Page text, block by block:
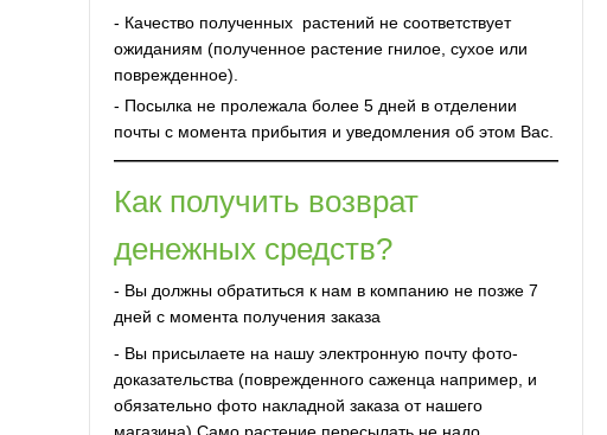
- Качество полученных растений не соответствует
ожиданиям (полученное растение гнилое, сухое или
поврежденное).
- Посылка не пролежала более 5 дней в отделении
почты с момента прибытия и уведомления об этом Вас.
Как получить возврат
денежных средств?
- Вы должны обратиться к нам в компанию не позже 7
дней с момента получения заказа
- Вы присылаете на нашу электронную почту фото-
доказательства (поврежденного саженца например, и
обязательно фото накладной заказа от нашего